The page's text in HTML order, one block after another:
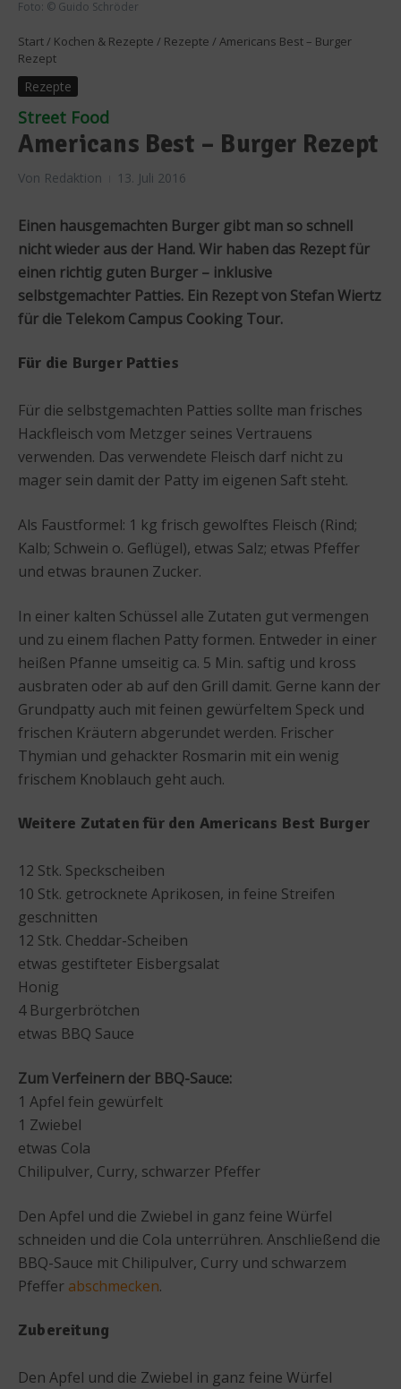
Foto: © Guido Schröder
Start / Kochen & Rezepte / Rezepte / Americans Best – Burger
Rezept
Rezepte
Street Food
Americans Best – Burger Rezept
Von Redaktion 13. Juli 2016
Einen hausgemachten Burger gibt man so schnell
nicht wieder aus der Hand. Wir haben das Rezept für
einen richtig guten Burger – inklusive
selbstgemachter Patties. Ein Rezept von Stefan Wiertz
für die Telekom Campus Cooking Tour.
Für die Burger Patties
Für die selbstgemachten Patties sollte man frisches
Hackfleisch vom Metzger seines Vertrauens
verwenden. Das verwendete Fleisch darf nicht zu
mager sein damit der Patty im eigenen Saft steht.
Als Faustformel: 1 kg frisch gewolftes Fleisch (Rind;
Kalb; Schwein o. Geflügel), etwas Salz; etwas Pfeffer
und etwas braunen Zucker.
In einer kalten Schüssel alle Zutaten gut vermengen
und zu einem flachen Patty formen. Entweder in einer
heißen Pfanne umseitig ca. 5 Min. saftig und kross
ausbraten oder ab auf den Grill damit. Gerne kann der
Grundpatty auch mit feinen gewürfeltem Speck und
frischen Kräutern abgerundet werden. Frischer
Thymian und gehackter Rosmarin mit ein wenig
frischem Knoblauch geht auch.
Weitere Zutaten für den Americans Best Burger
12 Stk. Speckscheiben
10 Stk. getrocknete Aprikosen, in feine Streifen
geschnitten
12 Stk. Cheddar-Scheiben
etwas gestifteter Eisbergsalat
Honig
4 Burgerbrötchen
etwas BBQ Sauce
Zum Verfeinern der BBQ-Sauce:
1 Apfel fein gewürfelt
1 Zwiebel
etwas Cola
Chilipulver, Curry, schwarzer Pfeffer
Den Apfel und die Zwiebel in ganz feine Würfel
schneiden und die Cola unterrühren. Anschließend die
BBQ-Sauce mit Chilipulver, Curry und schwarzem
Pfeffer abschmecken.
Zubereitung
Den Apfel und die Zwiebel in ganz feine Würfel